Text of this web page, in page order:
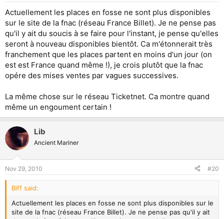
Actuellement les places en fosse ne sont plus disponibles
sur le site de la fnac (réseau France Billet). Je ne pense pas
qu'il y ait du soucis à se faire pour l'instant, je pense qu'elles
seront à nouveau disponibles bientôt. Ca m'étonnerait très
franchement que les places partent en moins d'un jour (on
est est France quand même !), je crois plutôt que la fnac
opére des mises ventes par vagues successives.
La même chose sur le réseau Ticketnet. Ca montre quand
même un engoument certain !
Lib
Ancient Mariner
Nov 29, 2010 #20
Biff said:
Actuellement les places en fosse ne sont plus disponibles sur le
site de la fnac (réseau France Billet). Je ne pense pas qu'il y ait